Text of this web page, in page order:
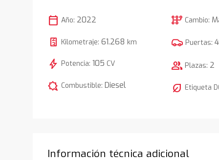
calendar_today Año: 2022
Kilometraje:61.268 km
bolt Potencia:105 CV
comic_bubble Combustible:Diesel
auto_transmission Cambio:
Puertas:4
group Plazas: 2
nest_eco_leaf Etiqueta
Información técnica adicional